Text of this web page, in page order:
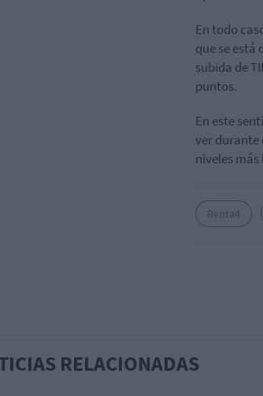
En todo
que se
subida de
puntos.
En este
ver durante
niveles
Renta4
RELACIONADAS